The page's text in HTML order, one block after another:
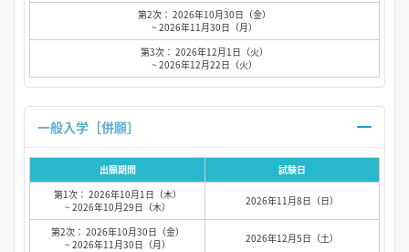
第2次： 2026年10月30日（金）
~ 2026年11月30日（月）
第3次： 2026年12月1日（火）
~ 2026年12月22日（火）
出願期間
試験日
第1次： 2026年10月1日（木）
~ 2026年10月29日（木）
2026年11月8日（日）
第2次： 2026年10月30日（金）
~ 2026年11月30日（月）
2026年12月5日（土）